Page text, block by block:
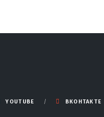
YOUTUBE ВКОНТАКТЕ